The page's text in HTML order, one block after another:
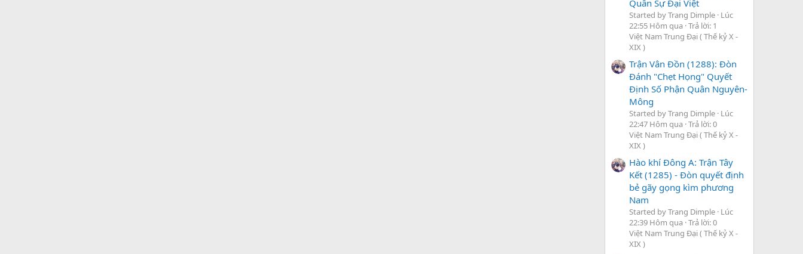
Quân Sự Đại Việt
Started by Trang Dimple Lúc
22:55 Hôm qua Trả lời: 1
Việt Nam Trung Đại ( Thế kỷ X -
XIX )
Trận Vân Đồn (1288): Đòn
Đánh "Chẹt Họng" Quyết
Định Số Phận Quân Nguyên-
Mông
Started by Trang Dimple Lúc
22:47 Hôm qua Trả lời: 0
Việt Nam Trung Đại ( Thế kỷ X -
XIX )
Hào khí Đông A: Trận Tây
Kết (1285) - Đòn quyết định
bẻ gãy gọng kìm phương
Nam
Started by Trang Dimple Lúc
22:39 Hôm qua Trả lời: 0
Việt Nam Trung Đại ( Thế kỷ X -
XIX )